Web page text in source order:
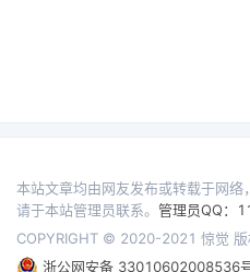
本站文章均由网友发布或转载于网络
请于本站管理员联系。 管理员QQ：
COPYRIGHT © 2020-2021 惊觉 版
浙公网安备 33010602008536